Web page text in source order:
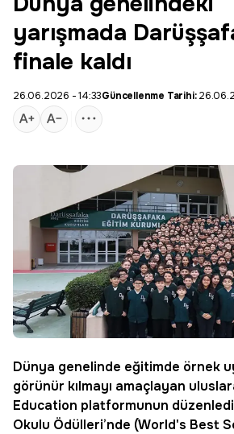
yarışmada
finale kaldı
26.06.2026 - 14:33Güncellenme Tarihi:
Dünya genelinde eğitimde örnek
görünür kılmayı amaçlayan
Education platformunun
Okulu Ödülleri’nde (World's Best